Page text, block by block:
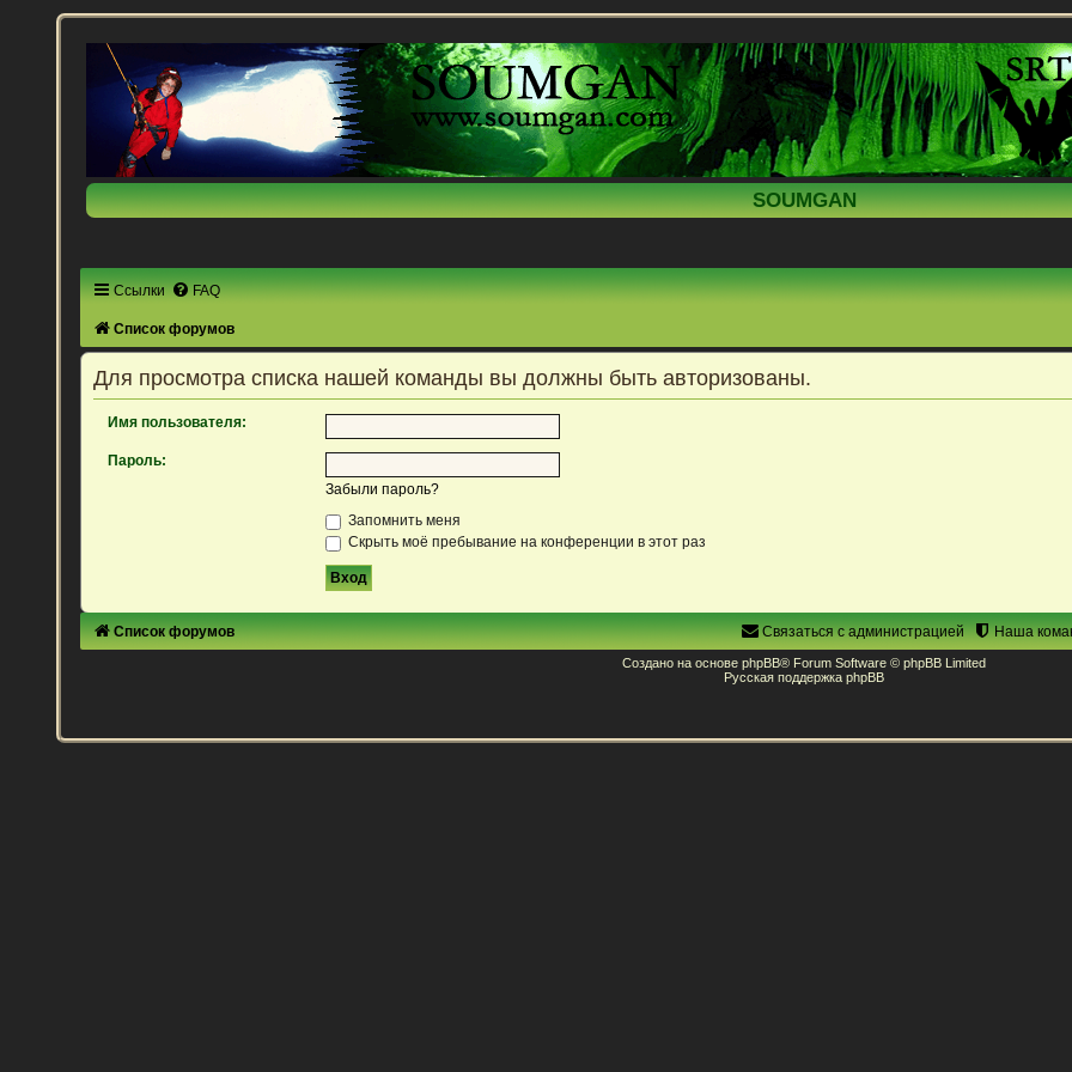
SOUMGAN
Ссылки FAQ
Список форумов
Для просмотра списка нашей команды вы должны быть авторизованы.
Имя пользователя:
Пароль:
Забыли пароль?
Запомнить меня
Скрыть моё пребывание на конференции в этот раз
Список форумов Наша
Связаться с администрацией
Создано на основе phpBB® Forum Software © phpBB Limited
Русская поддержка phpBB